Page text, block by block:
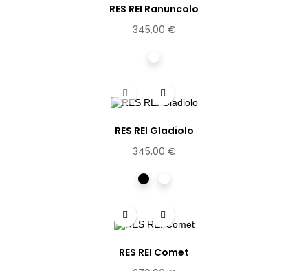
RES REI Ranuncolo
345,00 €
RES REI Gladiolo
345,00 €
Noir
RES REI Comet